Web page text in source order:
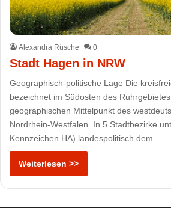
Alexandra Rüsche 0
Stadt Hagen in NRW
Geographisch-politische Lage Die
bezeichnet im Südosten des
geographischen Mittelpunkt des
Nordrhein-Westfalen. In 5 Stadtbezirke
Kennzeichen HA) landespolitisch dem…
Weiterlesen >>